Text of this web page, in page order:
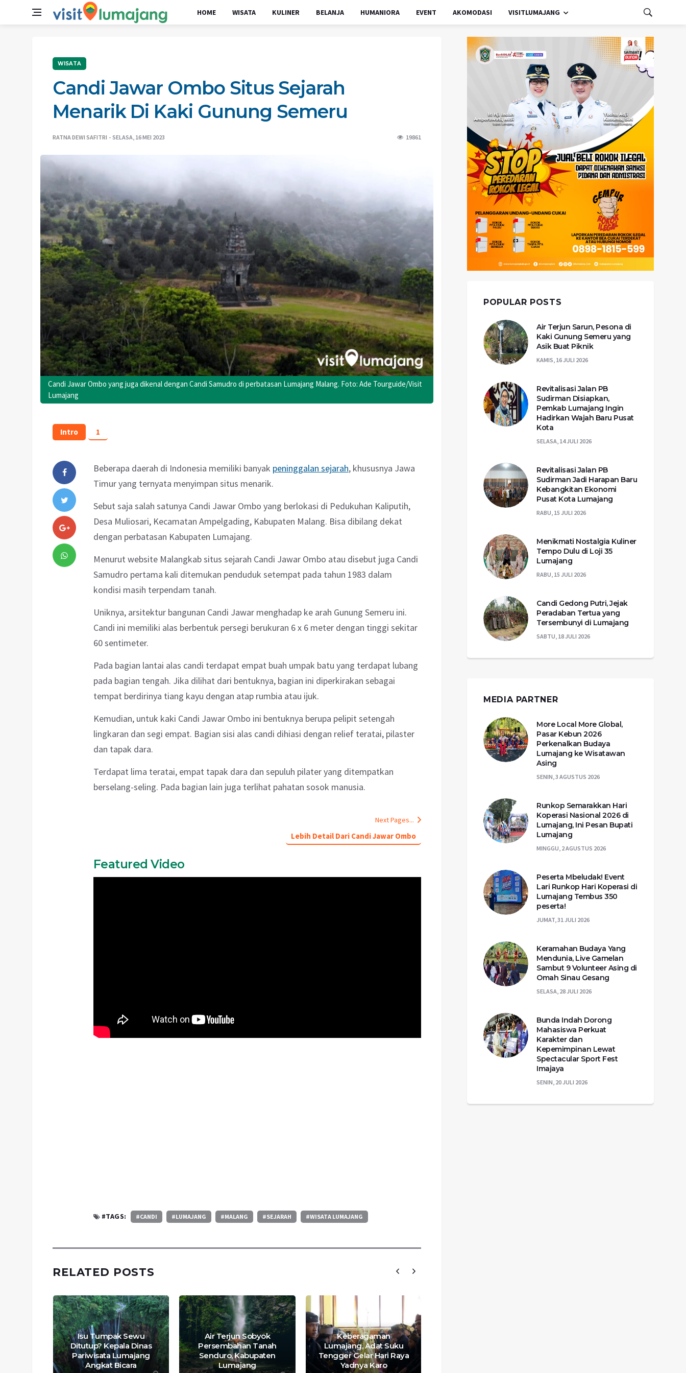
HOME WISATA KULINER BELANJA HUMANIORA EVENT AKOMODASI VISITLUMAJANG
WISATA
Candi Jawar Ombo Situs Sejarah
Menarik Di Kaki Gunung Semeru
RATNA DEWI SAFITRI SELASA, 16 MEI 2023 19861
Candi Jawar Ombo yang juga dikenal dengan Candi Samudro di perbatasan Lumajang Malang. Foto: Ade Tourguide/Visit
Lumajang
Intro 1
Beberapa daerah di Indonesia memiliki banyak peninggalan sejarah, khususnya Jawa
Timur yang ternyata menyimpan situs menarik.
Sebut saja salah satunya Candi Jawar Ombo yang berlokasi di Pedukuhan Kaliputih,
Desa Muliosari, Kecamatan Ampelgading, Kabupaten Malang. Bisa dibilang dekat
dengan perbatasan Kabupaten Lumajang.
Menurut website Malangkab situs sejarah Candi Jawar Ombo atau disebut juga Candi
Samudro pertama kali ditemukan penduduk setempat pada tahun 1983 dalam
kondisi masih terpendam tanah.
Uniknya, arsitektur bangunan Candi Jawar menghadap ke arah Gunung Semeru ini.
Candi ini memiliki alas berbentuk persegi berukuran 6 x 6 meter dengan tinggi sekitar
60 sentimeter.
Pada bagian lantai alas candi terdapat empat buah umpak batu yang terdapat lubang
pada bagian tengah. Jika dilihat dari bentuknya, bagian ini diperkirakan sebagai
tempat berdirinya tiang kayu dengan atap rumbia atau ijuk.
Kemudian, untuk kaki Candi Jawar Ombo ini bentuknya berupa pelipit setengah
lingkaran dan segi empat. Bagian sisi alas candi dihiasi dengan relief teratai, pilaster
dan tapak dara.
Terdapat lima teratai, empat tapak dara dan sepuluh pilater yang ditempatkan
berselang-seling. Pada bagian lain juga terlihat pahatan sosok manusia.
Next Pages...
Lebih Detail Dari Candi Jawar Ombo
Featured Video
#TAGS: #CANDI #LUMAJANG #MALANG #SEJARAH #WISATA LUMAJANG
RELATED POSTS
Isu Tumpak Sewu
Ditutup? Kepala Dinas
Pariwisata Lumajang
Angkat Bicara
Air Terjun Sobyok
Persembahan Tanah
Senduro, Kabupaten
Lumajang
Keberagaman
Lumajang, Adat Suku
Tengger Gelar Hari Raya
Yadnya Karo
POPULAR POSTS
Air Terjun Sarun, Pesona di
Kaki Gunung Semeru yang
Asik Buat Piknik
KAMIS, 16 JULI 2026
Revitalisasi Jalan PB
Sudirman Disiapkan,
Pemkab Lumajang Ingin
Hadirkan Wajah Baru Pusat
Kota
SELASA, 14 JULI 2026
Revitalisasi Jalan PB
Sudirman Jadi Harapan Baru
Kebangkitan Ekonomi
Pusat Kota Lumajang
RABU, 15 JULI 2026
Menikmati Nostalgia Kuliner
Tempo Dulu di Loji 35
Lumajang
RABU, 15 JULI 2026
Candi Gedong Putri, Jejak
Peradaban Tertua yang
Tersembunyi di Lumajang
SABTU, 18 JULI 2026
MEDIA PARTNER
More Local More Global,
Pasar Kebun 2026
Perkenalkan Budaya
Lumajang ke Wisatawan
Asing
SENIN, 3 AGUSTUS 2026
Runkop Semarakkan Hari
Koperasi Nasional 2026 di
Lumajang, Ini Pesan Bupati
Lumajang
MINGGU, 2 AGUSTUS 2026
Peserta Mbeludak! Event
Lari Runkop Hari Koperasi di
Lumajang Tembus 350
peserta!
JUMAT, 31 JULI 2026
Keramahan Budaya Yang
Mendunia, Live Gamelan
Sambut 9 Volunteer Asing di
Omah Sinau Gesang
SELASA, 28 JULI 2026
Bunda Indah Dorong
Mahasiswa Perkuat
Karakter dan
Kepemimpinan Lewat
Spectacular Sport Fest
Imajaya
SENIN, 20 JULI 2026